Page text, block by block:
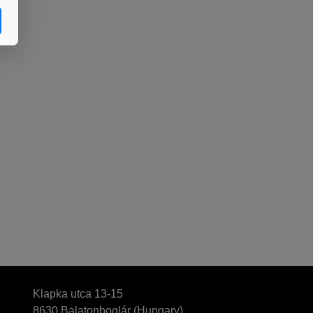
Klapka utca 13-15
8630 Balatonboglár (Hungary)